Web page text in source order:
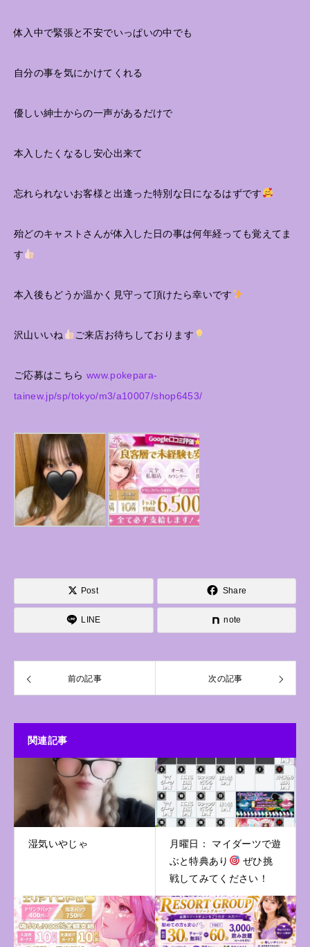
体入中で緊張と不安でいっぱいの中でも
自分の事を気にかけてくれる
優しい紳士からの一声があるだけで
本入したくなるし安心出来て
忘れられないお客様と出逢った特別な日になるはずです
殆どのキャストさんが体入した日の事は何年経っても覚えてま
す
本入後もどうか温かく見守って頂けたら幸いです
沢山いいね ご来店お待ちしております
ご応募はこちら www.pokepara-
tainew.jp/sp/tokyo/m3/a10007/shop6453/
Post Share
LINE note
前の記事 次の記事
関連記事
湿気いやじゃ
月曜日： マイダーツで遊
ぶと特典あり
ぜひ挑
戦してみてください！